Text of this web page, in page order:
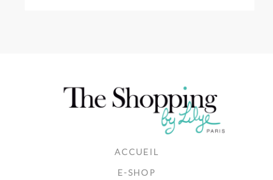
ACCUEIL
E-SHOP